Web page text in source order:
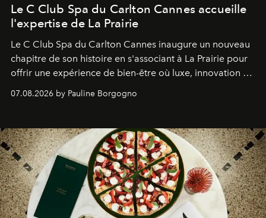
Le C Club Spa du Carlton Cannes accueille
l'expertise de La Prairie
Le C Club Spa du Carlton Cannes inaugure un nouveau
chapitre de son histoire en s'associant à La Prairie pour
offrir une expérience de bien-être où luxe, innovation et
expertise se rencontrent.
07.08.2026 by Pauline Borgogno